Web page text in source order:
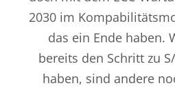
2030 im
das ein Ende haben.
bereits den Schritt zu
haben, sind andere